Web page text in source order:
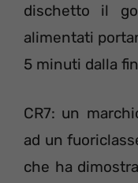
dischetto il
alimentati
5 minuti dalla
CR7: un
ad un
che ha